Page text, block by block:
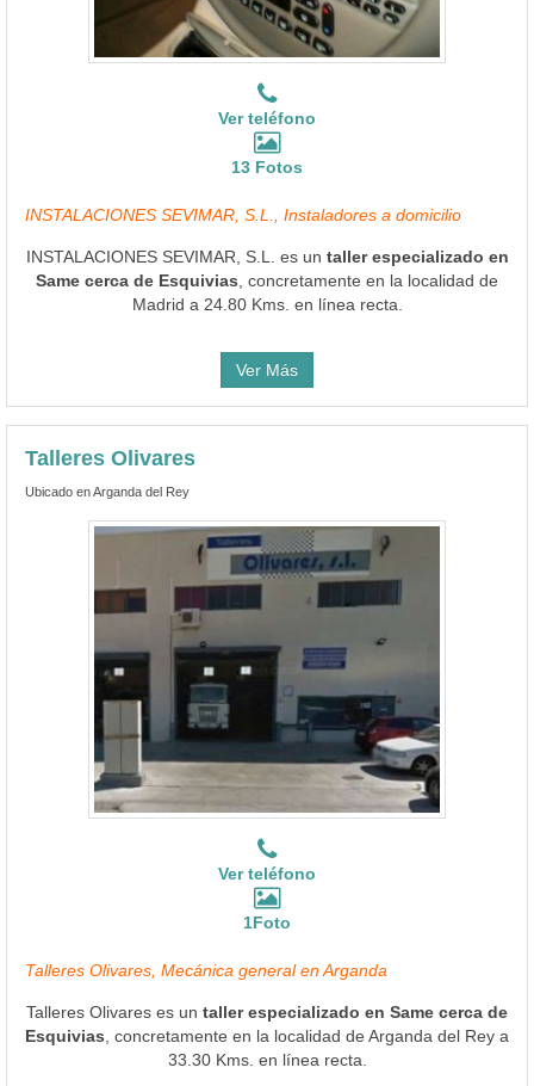
Ver teléfono
13 Fotos
INSTALACIONES SEVIMAR, S.L., Instaladores a domicilio
INSTALACIONES SEVIMAR, S.L. es un taller especializado en
Same cerca de Esquivias , concretamente en la localidad de
Madrid a 24.80 Kms. en línea recta.
Ver Más
Talleres Olivares
Ubicado en Arganda del Rey
Ver teléfono
1Foto
Talleres Olivares, Mecánica general en Arganda
Talleres Olivares es un taller especializado en Same cerca de
Esquivias , concretamente en la localidad de Arganda del Rey a
33.30 Kms. en línea recta.